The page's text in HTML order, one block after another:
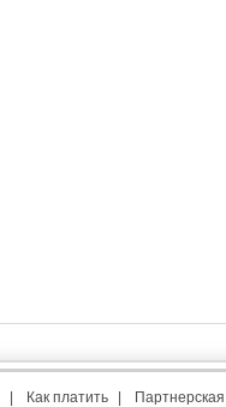
Как платить Партнерская